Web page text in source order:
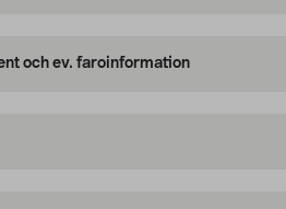
och ev. faroinformation